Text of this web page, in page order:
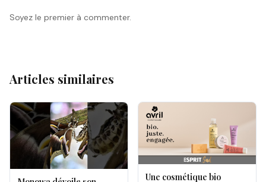
Soyez le premier à commenter.
Articles similaires
Une cosmétique bio